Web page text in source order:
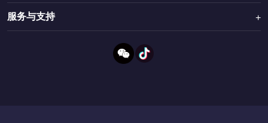
新闻资讯
光伏电站除草
MC700割草机
MW700割草机
服务与支持